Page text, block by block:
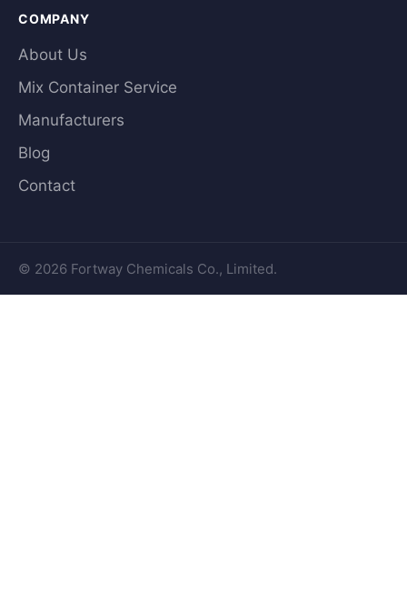
COMPANY
About Us
Mix Container Service
Manufacturers
Blog
Contact
© 2026 Fortway Chemicals Co., Limited.